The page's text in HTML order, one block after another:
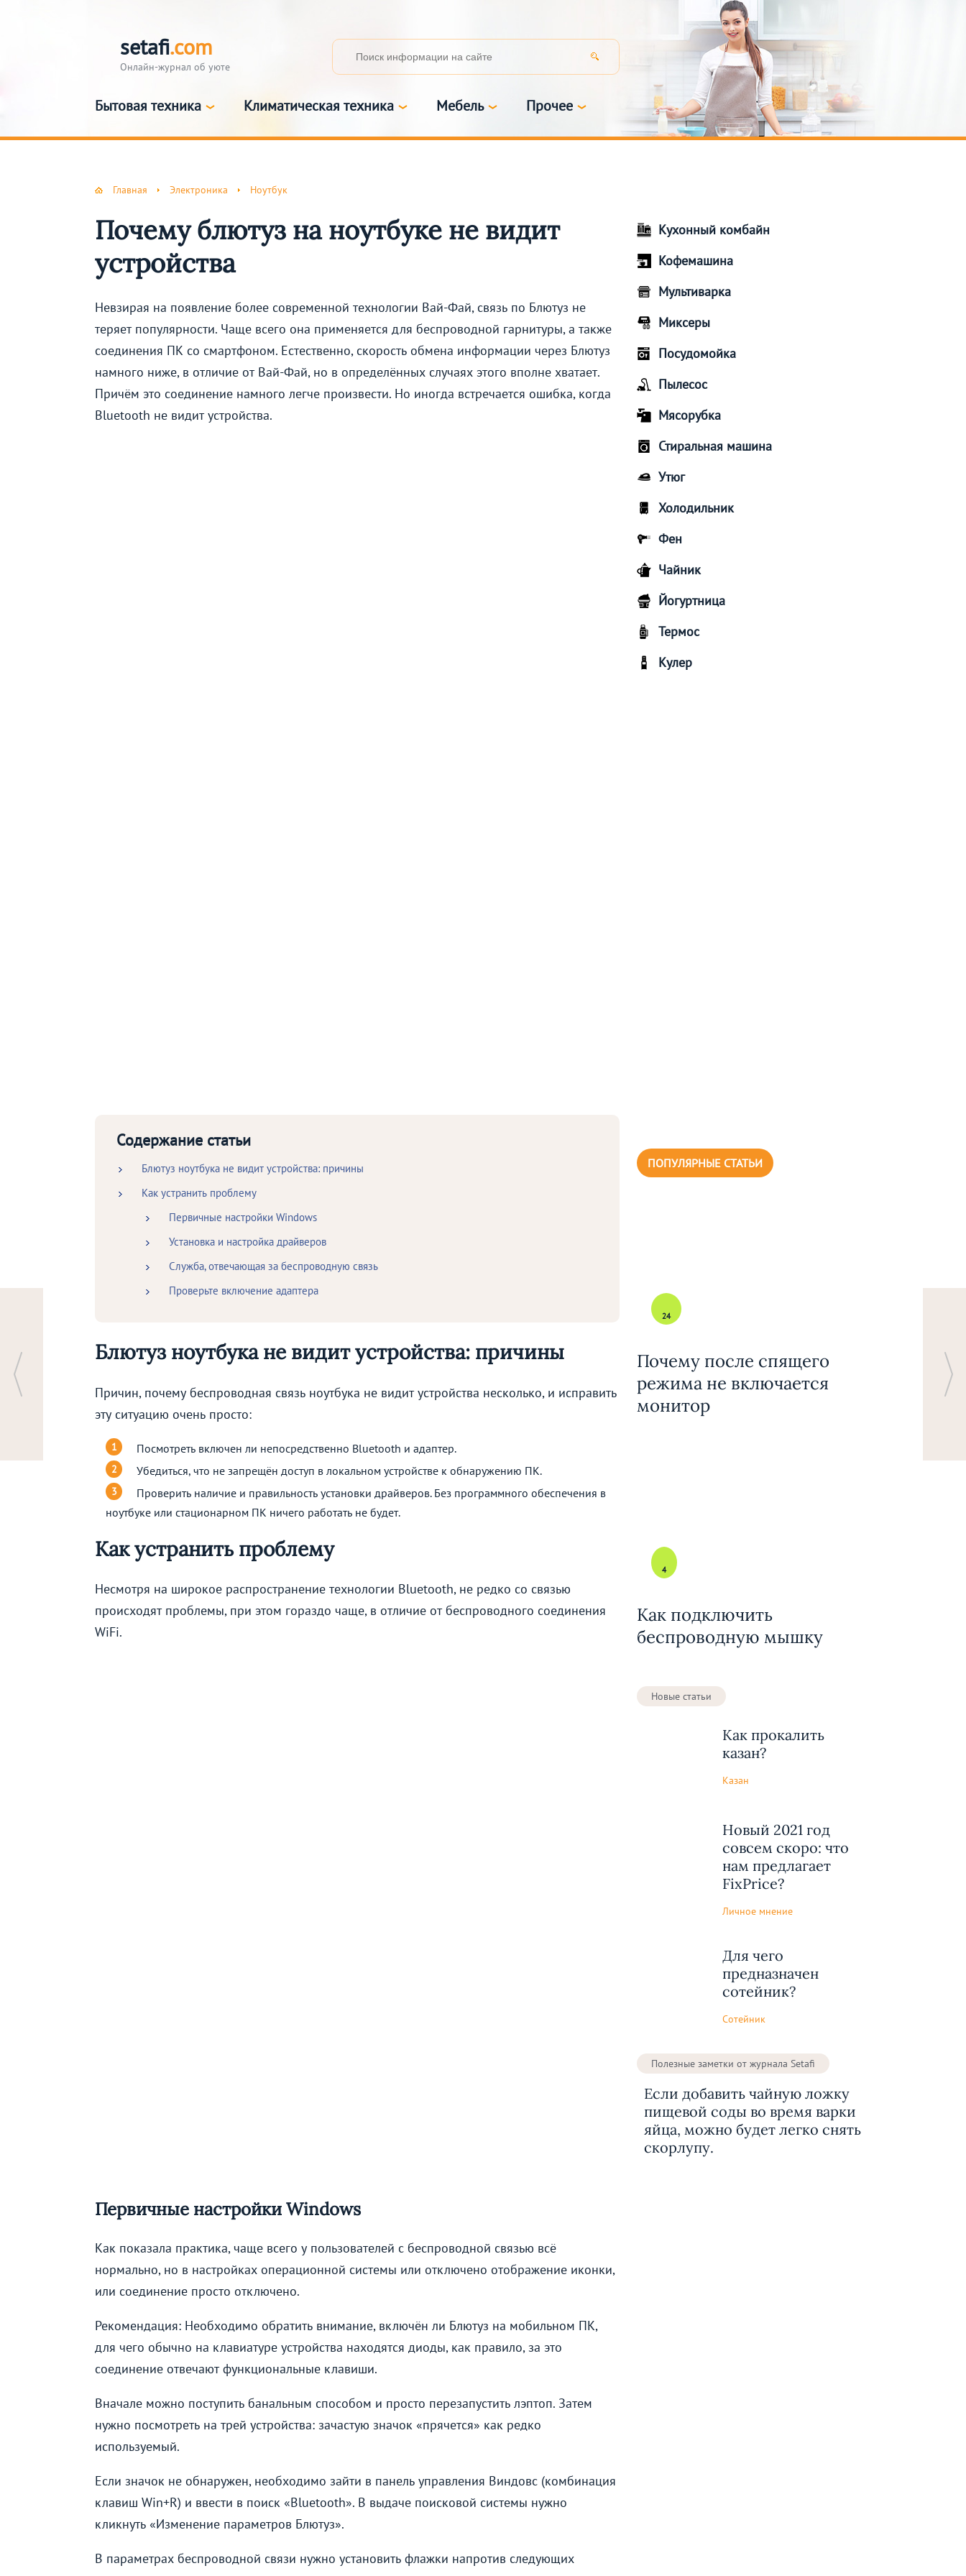
setafi.com
Онлайн-журнал об уюте
Бытовая техника Климатическая техника Мебель Прочее
Главная Электроника Ноутбук
Почему блютуз на ноутбуке не видит
устройства
Невзирая на появление более современной технологии Вай-Фай, связь по Блютуз не
теряет популярности. Чаще всего она применяется для беспроводной гарнитуры, а также
соединения ПК со смартфоном. Естественно, скорость обмена информации через Блютуз
намного ниже, в отличие от Вай-Фай, но в определённых случаях этого вполне хватает.
Причём это соединение намного легче произвести. Но иногда встречается ошибка, когда
Bluetooth не видит устройства.
Содержание статьи
Блютуз ноутбука не видит устройства: причины
Как устранить проблему
Первичные настройки Windows
Установка и настройка драйверов
Служба, отвечающая за беспроводную связь
Проверьте включение адаптера
Блютуз ноутбука не видит устройства: причины
Причин, почему беспроводная связь ноутбука не видит устройства несколько, и исправить
эту ситуацию очень просто:
Посмотреть включен ли непосредственно Bluetooth и адаптер.
Убедиться, что не запрещён доступ в локальном устройстве к обнаружению ПК.
Проверить наличие и правильность установки драйверов. Без программного обеспечения в
ноутбуке или стационарном ПК ничего работать не будет.
Как устранить проблему
Несмотря на широкое распространение технологии Bluetooth, не редко со связью
происходят проблемы, при этом гораздо чаще, в отличие от беспроводного соединения
WiFi.
Первичные настройки Windows
Как показала практика, чаще всего у пользователей с беспроводной связью всё
нормально, но в настройках операционной системы или отключено отображение иконки,
или соединение просто отключено.
Рекомендация: Необходимо обратить внимание, включён ли Блютуз на мобильном ПК,
для чего обычно на клавиатуре устройства находятся диоды, как правило, за это
соединение отвечают функциональные клавиши.
Вначале можно поступить банальным способом и просто перезапустить лэптоп. Затем
нужно посмотреть на трей устройства: зачастую значок «прячется» как редко
используемый.
Если значок не обнаружен, необходимо зайти в панель управления Виндовс (комбинация
клавиш Win+R) и ввести в поиск «Bluetooth». В выдаче поисковой системы нужно
кликнуть «Изменение параметров Блютуз».
В параметрах беспроводной связи нужно установить флажки напротив следующих
Кухонный комбайн
Кофемашина
Мультиварка
Миксеры
Посудомойка
Пылесос
Мясорубка
Стиральная машина
Утюг
Холодильник
Фен
Чайник
Йогуртница
Термос
Кулер
ПОПУЛЯРНЫЕ СТАТЬИ
24
Почему после спящего
режима не включается
монитор
4
Как подключить
беспроводную мышку
Новые статьи
Как прокалить
казан?
Казан
Новый 2021 год
совсем скоро: что
нам предлагает
FixPrice?
Личное мнение
Для чего
предназначен
сотейник?
Сотейник
Полезные заметки от журнала Setafi